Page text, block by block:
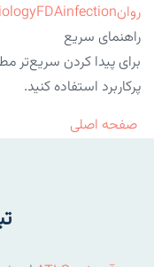
روان
FDAinfection
راهنمای سریع
برای پیدا کردن
پرکاربرد استفاده کنید.
صفحه اصلی